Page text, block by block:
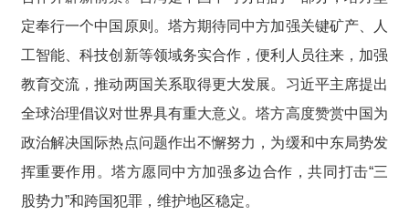
定奉行一个中国原则。塔方期待同中方加强关键矿产、人
工智能、科技创新等领域务实合作，便利人员往来，加强
教育交流，推动两国关系取得更大发展。习近平主席提出
全球治理倡议对世界具有重大意义。塔方高度赞赏中国为
政治解决国际热点问题作出不懈努力，为缓和中东局势发
挥重要作用。塔方愿同中方加强多边合作，共同打击“三
股势力”和跨国犯罪，维护地区稳定。